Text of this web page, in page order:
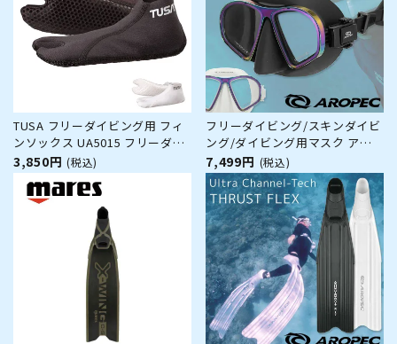
TUSA フリーダイビング用 フィ
ンソックス UA5015 フリーダイ
ビング スキンダイビング ダイビ
ング 素潜り
3,850円 (税込)
フリーダイビング/スキンダイビ
ング/ダイビング用マスク アル
ミフレーム オーロラ加工 曇り止
め加工フィルム付【M2 Alumi
Frame-Tech AURORA / フリー
ダイビングマスク】AROPEC(ア
ロペック)
7,499円 (税込)